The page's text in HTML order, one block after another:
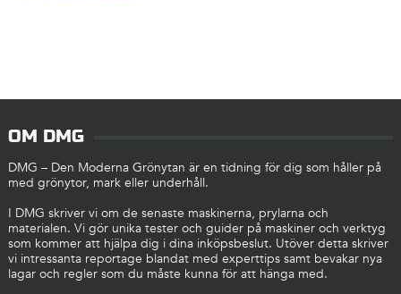
OM DMG
DMG – Den Moderna Grönytan är en tidning för dig som håller på
med grönytor, mark eller underhåll.
I DMG skriver vi om de senaste maskinerna, prylarna och
materialen. Vi gör unika tester och guider på maskiner och verktyg
som kommer att hjälpa dig i dina inköpsbeslut. Utöver detta skriver
vi intressanta reportage blandat med experttips samt bevakar nya
lagar och regler som du måste kunna för att hänga med.